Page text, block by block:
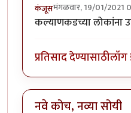
कंजूसमंगळवार, 19/01/2021
कल्याणकडच्या लोकांना
प्रतिसाद देण्यासाठीलॉग
नवे कोच, नव्या सोयी